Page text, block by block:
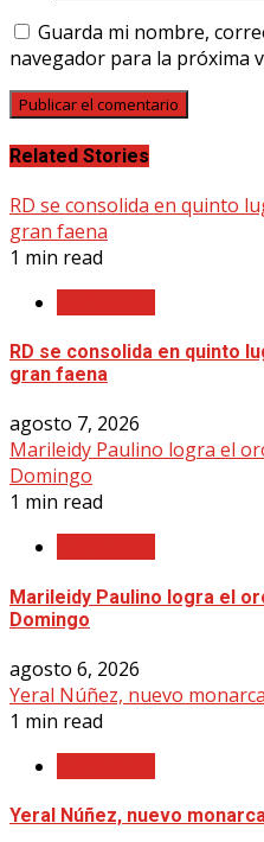
Guarda mi nombre,
navegador para la próxima
Related Stories
RD se consolida en quinto
gran faena
1 min read
RD se consolida en quinto
gran faena
agosto 7, 2026
Marileidy Paulino logra el
Domingo
1 min read
Marileidy Paulino logra el
Domingo
agosto 6, 2026
Yeral Núñez, nuevo
1 min read
Yeral Núñez, nuevo